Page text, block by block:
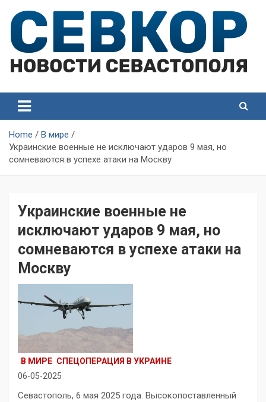
content
Севастополя
Севастополя
Home
В мире
Украинские военные не исключают ударов 9 мая, но
сомневаются в успехе атаки на Москву
Украинские военные не
исключают ударов 9 мая, но
сомневаются в успехе атаки на
Москву
В МИРЕ СПЕЦОПЕРАЦИЯ В УКРАИНЕ
06-05-2025
Севастополь, 6 мая 2025 года. Высокопоставленный